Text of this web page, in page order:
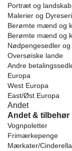
Portræt og
Malerier og
Berømte mænd og
Berømte mænd og
Nødpengesedler
Oversøiske lande
Andre
Europa
West Europa
East/Øst Europa
Andet
Andet & tilbehør
Vognpoletter
Frimærkepenge
Mærkater/Cinderella